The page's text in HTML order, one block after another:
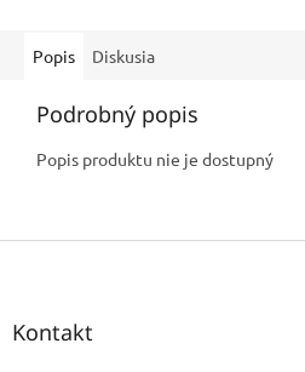
Popis Diskusia
Podrobný popis
Popis produktu nie je dostupný
Z
Kontakt